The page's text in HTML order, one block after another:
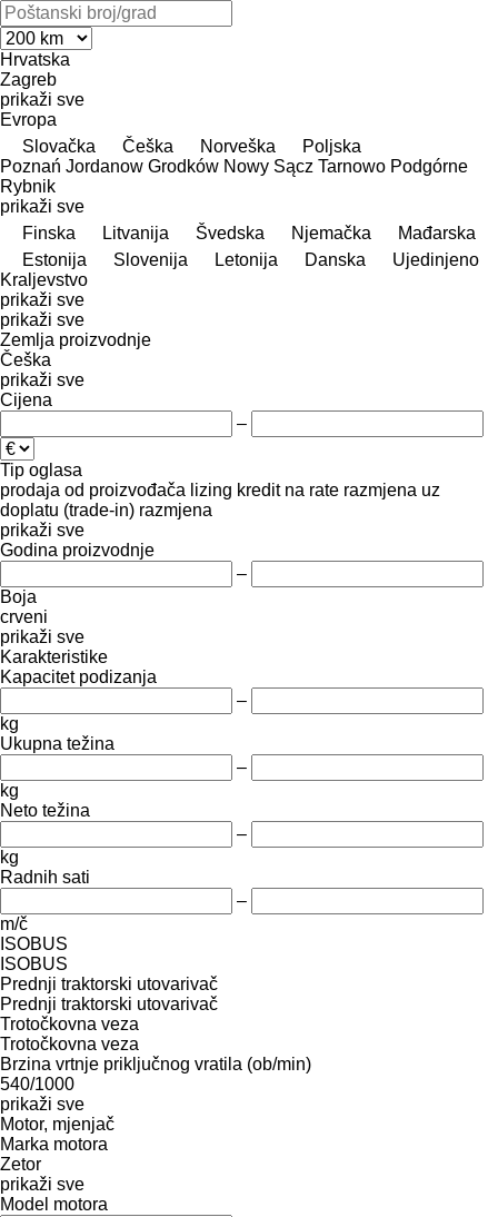
Hrvatska
Zagreb
prikaži sve
Evropa
Slovačka
Češka Norveška
Poljska
Poznań Jordanow Grodków Nowy Sącz Tarnowo Podgórne
Rybnik
prikaži sve
Finska
Litvanija Švedska Njemačka
Mađarska
Estonija
Slovenija Letonija Danska
Ujedinjeno
Kraljevstvo
prikaži sve
prikaži sve
Zemlja proizvodnje
Češka
prikaži sve
Cijena
–
Tip oglasa
prodaja od proizvođača lizing kredit na rate razmjena uz
doplatu (trade-in) razmjena
prikaži sve
Godina proizvodnje
–
Boja
crveni
prikaži sve
Karakteristike
Kapacitet podizanja
–
kg
Ukupna težina
–
kg
Neto težina
–
kg
Radnih sati
–
m/č
ISOBUS
ISOBUS
Prednji traktorski utovarivač
Prednji traktorski utovarivač
Trotočkovna veza
Trotočkovna veza
Brzina vrtnje priključnog vratila (ob/min)
540/1000
prikaži sve
Motor, mjenjač
Marka motora
Zetor
prikaži sve
Model motora